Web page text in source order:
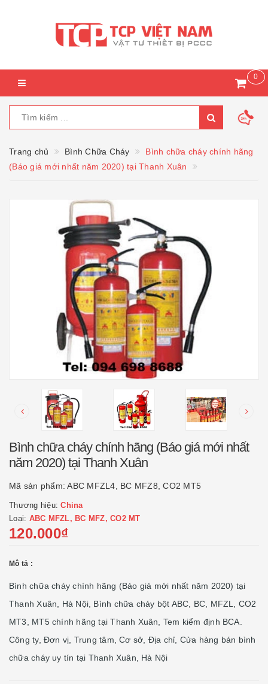
0
Trang chủ Bình Chữa Cháy
Bình chữa cháy chính hãng
(Báo giá mới nhất năm 2020) tại Thanh Xuân
Bình chữa cháy chính hãng (Báo giá mới nhất
năm 2020) tại Thanh Xuân
Mã sản phẩm:ABC MFZL4, BC MFZ8, CO2 MT5
Thương hiệu:China
Loại: ABC MFZL, BC MFZ, CO2 MT
120.000₫
Mô tả :
Bình chữa cháy chính hãng (Báo giá mới nhất năm 2020) tại
Thanh Xuân, Hà Nội, Bình chữa cháy bột ABC, BC, MFZL, CO2
MT3, MT5 chính hãng tại Thanh Xuân, Tem kiểm định BCA.
Công ty, Đơn vị, Trung tâm, Cơ sở, Địa chỉ, Cửa hàng bán bình
chữa cháy uy tín tại Thanh Xuân, Hà Nội